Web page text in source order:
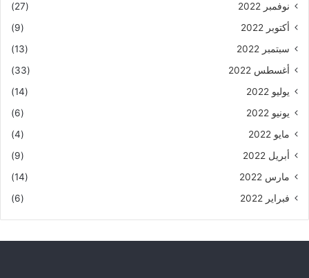
نوفمبر 2022
(27)
أكتوبر 2022
(9)
سبتمبر 2022
(13)
أغسطس 2022
(33)
يوليو 2022
(14)
يونيو 2022
(6)
مايو 2022
(4)
أبريل 2022
(9)
مارس 2022
(14)
فبراير 2022
(6)